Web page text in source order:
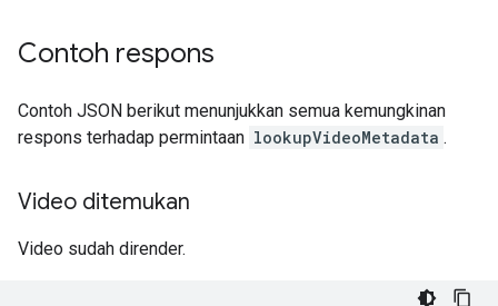
Contoh respons
Contoh JSON berikut menunjukkan semua kemungkinan
respons terhadap permintaan lookupVideoMetadata .
Video ditemukan
Video sudah dirender.